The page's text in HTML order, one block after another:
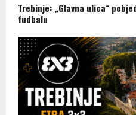
Trebinje: „Glavna ulica“
fudbalu